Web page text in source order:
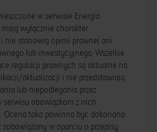
w serwisie Energia
wyłącznie charakter
nie stanowią opinii prawnej ani
lub inwestycyjnego. Wszelkie
regulacji prawnych są aktualne na
aktualizacji i nie przedstawiają
lub niepodlegania przez
serwisu obowiązkom z nich
Ocena taka powinna być dokonana
zobowiązany w oparciu o przepisy